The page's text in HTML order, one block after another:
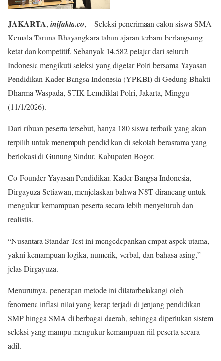
JAKARTA, inifakta.co, – Seleksi penerimaan calon siswa SMA
Kemala Taruna Bhayangkara tahun ajaran terbaru berlangsung
ketat dan kompetitif. Sebanyak 14.582 pelajar dari seluruh
Indonesia mengikuti seleksi yang digelar Polri bersama Yayasan
Pendidikan Kader Bangsa Indonesia (YPKBI) di Gedung Bhakti
Dharma Waspada, STIK Lemdiklat Polri, Jakarta, Minggu
(11/1/2026).
Dari ribuan peserta tersebut, hanya 180 siswa terbaik yang akan
terpilih untuk menempuh pendidikan di sekolah berasrama yang
berlokasi di Gunung Sindur, Kabupaten Bogor.
Co-Founder Yayasan Pendidikan Kader Bangsa Indonesia,
Dirgayuza Setiawan, menjelaskan bahwa NST dirancang untuk
mengukur kemampuan peserta secara lebih menyeluruh dan
realistis.
“Nusantara Standar Test ini mengedepankan empat aspek utama,
yakni kemampuan logika, numerik, verbal, dan bahasa asing,”
jelas Dirgayuza.
Menurutnya, penerapan metode ini dilatarbelakangi oleh
fenomena inflasi nilai yang kerap terjadi di jenjang pendidikan
SMP hingga SMA di berbagai daerah, sehingga diperlukan sistem
seleksi yang mampu mengukur kemampuan riil peserta secara
adil.